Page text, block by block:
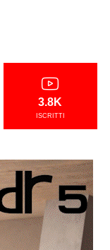
3.8K
ISCRITTI